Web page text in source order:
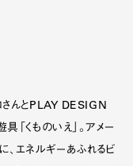
さんとPLAY DESIGN
「くものいえ」。アメー
エネルギーあふれるビ